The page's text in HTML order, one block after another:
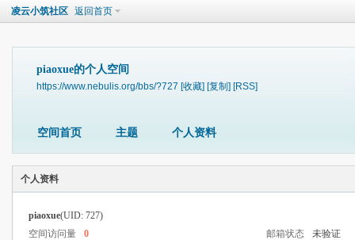
凌云小筑社区 返回首页
piaoxue的个人空间
https://www.nebulis.org/bbs/?727 [收藏] [复制] [RSS]
空间首页 主题 个人资料
个人资料
piaoxue(UID: 727)
空间访问量
0 邮箱状态
未验证